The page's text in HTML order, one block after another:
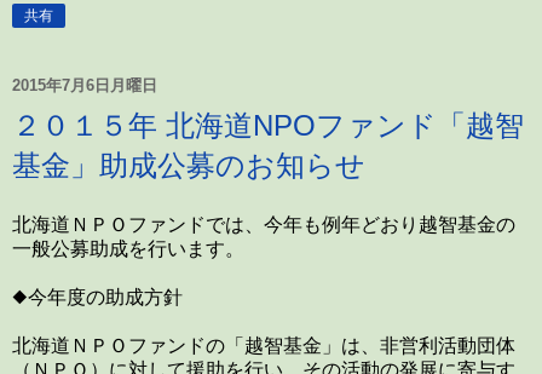
共有
2015年7月6日月曜日
２０１５年 北海道NPOファンド「越智
基金」助成公募のお知らせ
北海道ＮＰＯファンドでは、今年も例年どおり越智基金の
一般公募助成を行います。
◆今年度の助成方針
北海道ＮＰＯファンドの「越智基金」は、非営利活動団体